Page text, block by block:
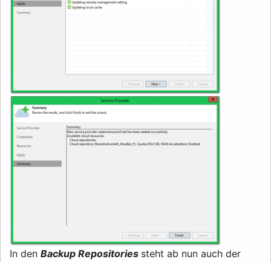
In den Backup Repositories steht ab nun auch der